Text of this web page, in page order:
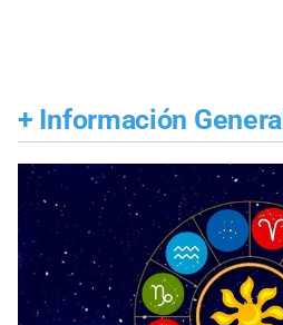
+ Información General